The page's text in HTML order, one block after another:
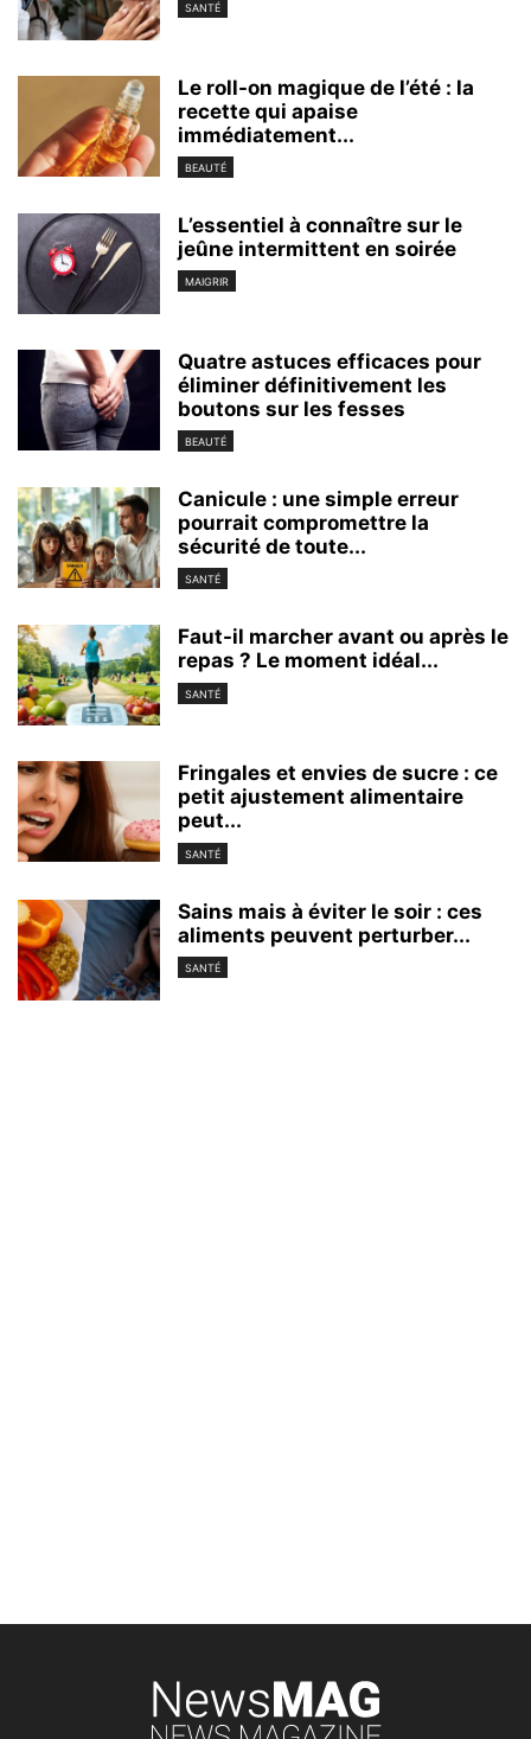
SANTÉ
Le roll-on magique de l’été : la
recette qui apaise
immédiatement...
BEAUTÉ
L’essentiel à connaître sur le
jeûne intermittent en soirée
MAIGRIR
Quatre astuces efficaces pour
éliminer définitivement les
boutons sur les fesses
BEAUTÉ
Canicule : une simple erreur
pourrait compromettre la
sécurité de toute...
SANTÉ
Faut-il marcher avant ou après le
repas ? Le moment idéal...
SANTÉ
Fringales et envies de sucre : ce
petit ajustement alimentaire
peut...
SANTÉ
Sains mais à éviter le soir : ces
aliments peuvent perturber...
SANTÉ